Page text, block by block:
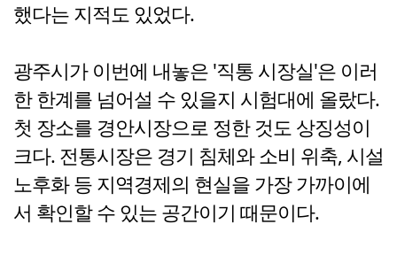
했다는 지적도 있었다.
광주시가 이번에 내놓은 '직통 시장실'은 이러
한 한계를 넘어설 수 있을지 시험대에 올랐다.
첫 장소를 경안시장으로 정한 것도 상징성이
크다. 전통시장은 경기 침체와 소비 위축, 시설
노후화 등 지역경제의 현실을 가장 가까이에
서 확인할 수 있는 공간이기 때문이다.